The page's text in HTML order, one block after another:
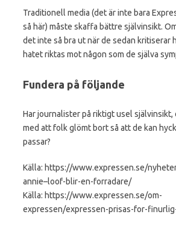
Traditionell media (det är inte bara
så här) måste skaffa bättre självinsikt.
det inte så bra ut när de sedan kritiserar
hatet riktas mot någon som de själva
Fundera på följande
Har journalister på riktigt usel självinsikt,
med att folk glömt bort så att de kan
passar?
Källa: https://www.expressen.se/
annie–loof-blir-en-forradare/
Källa: https://www.expressen.se/om-
expressen/expressen-prisas-for-